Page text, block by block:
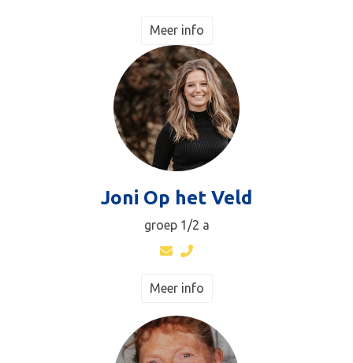
Meer info
Joni Op het Veld
groep 1/2 a
Meer info